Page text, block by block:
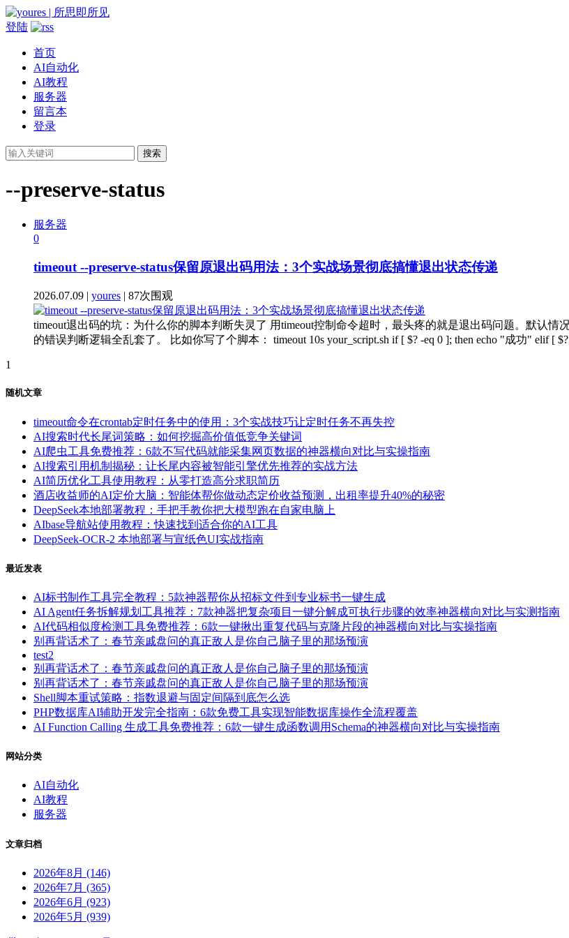
登陆
首页
AI自动化
AI教程
服务器
留言本
登录
搜索
--preserve-status
服务器
0
timeout --preserve-status保留原退出码用法：3个实战场景彻底搞懂退出状态传递
2026.07.09 | youres | 87次围观
timeout退出码的坑：为什么你的脚本判断失灵了 用timeout控制命令超时，最头疼的就是退出码问题。默认情
的错误判断逻辑全乱套了。 比如你写了个脚本： timeout 10s your_script.sh if [ $? -eq 0 ]; then echo "成功" elif [
1
随机文章
timeout命令在crontab定时任务中的使用：3个实战技巧让定时任务不再失控
AI搜索时代长尾词策略：如何挖掘高价值低竞争关键词
AI爬虫工具免费推荐：6款不写代码就能采集网页数据的神器横向对比与实操指南
AI搜索引用机制揭秘：让长尾内容被智能引擎优先推荐的实战方法
AI简历优化工具使用教程：从零打造高分求职简历
酒店收益师的AI定价大脑：智能体帮你做动态定价收益预测，出租率提升40%的秘密
DeepSeek本地部署教程：手把手教你把大模型跑在自家电脑上
AIbase导航站使用教程：快速找到适合你的AI工具
DeepSeek-OCR-2 本地部署与宣纸色UI实战指南
最近发表
AI标书制作工具完全教程：5款神器帮你从招标文件到专业标书一键生成
AI Agent任务拆解规划工具推荐：7款神器把复杂项目一键分解成可执行步骤的效率神器横向对比与实测指南
AI代码相似度检测工具免费推荐：6款一键揪出重复代码与克隆片段的神器横向对比与实操指南
别再背话术了：春节亲戚盘问的真正敌人是你自己脑子里的那场预演
test2
别再背话术了：春节亲戚盘问的真正敌人是你自己脑子里的那场预演
别再背话术了：春节亲戚盘问的真正敌人是你自己脑子里的那场预演
Shell脚本重试策略：指数退避与固定间隔到底怎么选
PHP数据库AI辅助开发完全指南：6款免费工具实现智能数据库操作全流程覆盖
AI Function Calling 生成工具免费推荐：6款一键生成函数调用Schema的神器横向对比与实操指南
网站分类
AI自动化
AI教程
服务器
文章归档
2026年8月 (146)
2026年7月 (365)
2026年6月 (923)
2026年5月 (939)